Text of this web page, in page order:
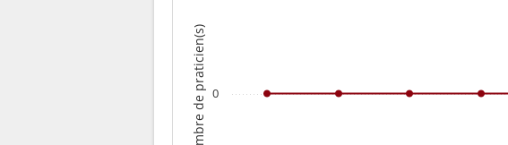
Nombre de praticien(s) 0